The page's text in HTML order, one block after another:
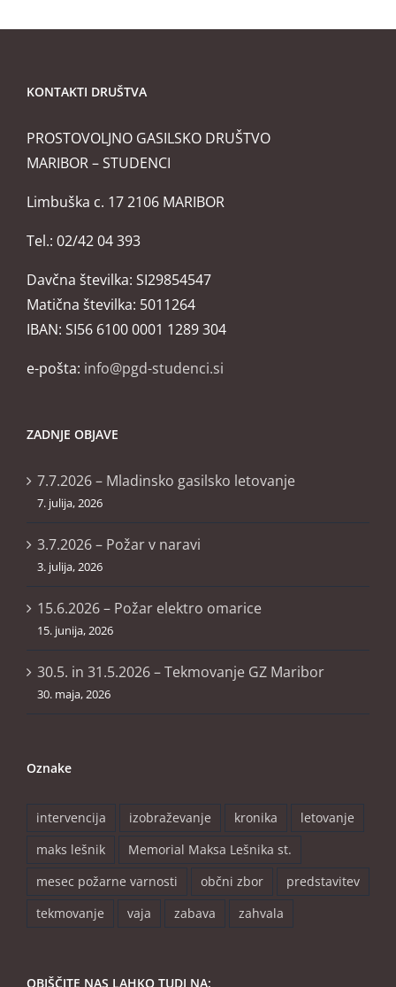
KONTAKTI DRUŠTVA
PROSTOVOLJNO GASILSKO DRUŠTVO
MARIBOR – STUDENCI
Limbuška c. 17 2106 MARIBOR
Tel.: 02/42 04 393
Davčna številka: SI29854547
Matična številka: 5011264
IBAN: SI56 6100 0001 1289 304
e-pošta: info@pgd-studenci.si
ZADNJE OBJAVE
7.7.2026 – Mladinsko gasilsko letovanje
7. julija, 2026
3.7.2026 – Požar v naravi
3. julija, 2026
15.6.2026 – Požar elektro omarice
15. junija, 2026
30.5. in 31.5.2026 – Tekmovanje GZ Maribor
30. maja, 2026
Oznake
intervencija izobraževanje kronika
letovanje
maks lešnik
Memorial Maksa Lešnika st.
mesec požarne varnosti
občni zbor
predstavitev
tekmovanje
vaja zabava zahvala
OBIŠČITE NAS LAHKO TUDI NA: